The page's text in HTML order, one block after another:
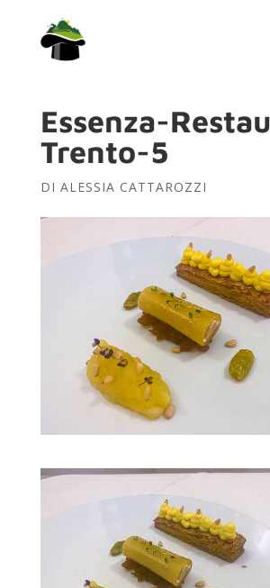
Essenza-
Trento-5
DI ALESSIA CATTAROZZI